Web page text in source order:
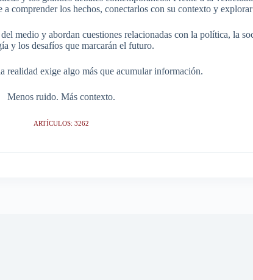
comprender los hechos, conectarlos con su contexto y
medio y abordan cuestiones relacionadas con la política, la
y los desafíos que marcarán el futuro.
realidad exige algo más que acumular información.
Menos ruido. Más contexto.
ARTÍCULOS: 3262